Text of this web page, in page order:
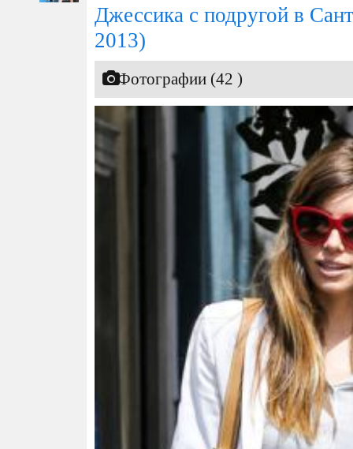
Джессика с подругой в
2013)
Фотографии (42 )